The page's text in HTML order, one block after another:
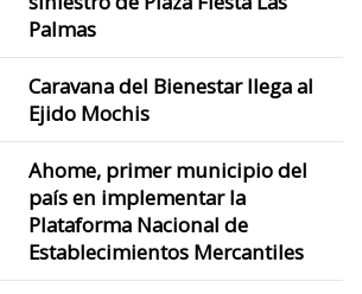
Palmas
Caravana del Bienestar llega al
Ejido Mochis
Ahome, primer municipio del
país en implementar la
Plataforma Nacional de
Establecimientos Mercantiles